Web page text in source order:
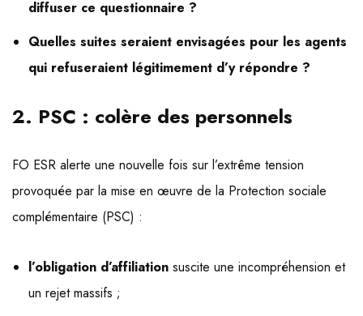
diffuser ce questionnaire ?
Quelles suites seraient envisagées pour les agents
qui refuseraient légitimement d’y répondre ?
2. PSC : colère des personnels
FO ESR alerte une nouvelle fois sur l’extrême tension
provoquée par la mise en œuvre de la Protection sociale
complémentaire (PSC) :
l’obligation d’affiliation suscite une incompréhension et
un rejet massifs ;